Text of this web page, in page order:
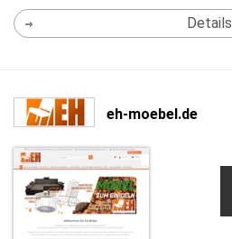
Details
eh-moebel.de